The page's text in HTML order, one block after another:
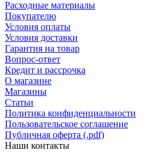
Расходные материалы
Покупателю
Условия оплаты
Условия доставки
Гарантия на товар
Вопрос-ответ
Кредит и рассрочка
О магазине
Магазины
Статьи
Политика конфиденциальности
Пользовательское соглашение
Публичная оферта (.pdf)
Наши контакты